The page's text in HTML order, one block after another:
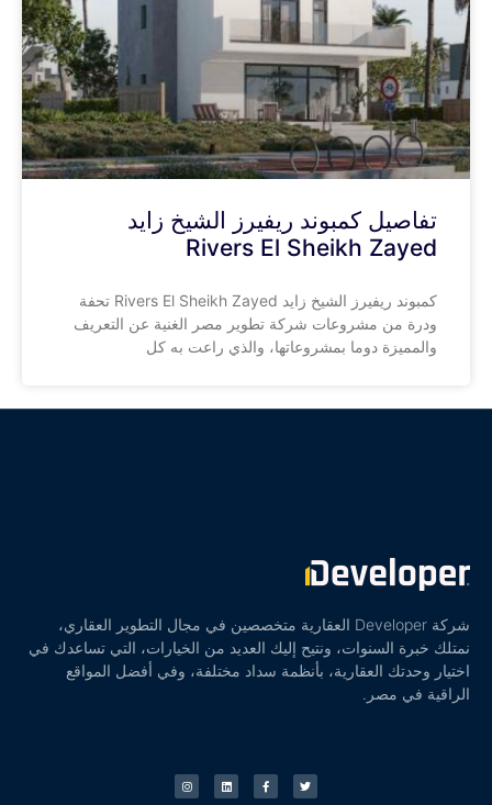
تفاصيل كمبوند ريفيرز الشيخ زايد
Rivers El Sheikh Zayed
كمبوند ريفيرز الشيخ زايد Rivers El Sheikh Zayed تحفة
ودرة من مشروعات شركة تطوير مصر الغنية عن التعريف
والمميزة دوما بمشروعاتها، والذي راعت به كل
شركة Developer العقارية متخصصين في مجال التطوير العقاري،
نمتلك خبرة السنوات، ونتيح إليك العديد من الخيارات، التي تساعدك في
اختيار وحدتك العقارية، بأنظمة سداد مختلفة، وفي أفضل المواقع
الراقية في مصر.